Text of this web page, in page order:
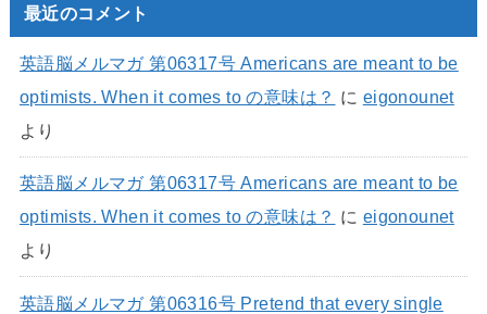
最近のコメント
英語脳メルマガ 第06317号 Americans are meant to be
optimists. When it comes to の意味は？ に eigonounet
より
英語脳メルマガ 第06317号 Americans are meant to be
optimists. When it comes to の意味は？ に eigonounet
より
英語脳メルマガ 第06316号 Pretend that every single